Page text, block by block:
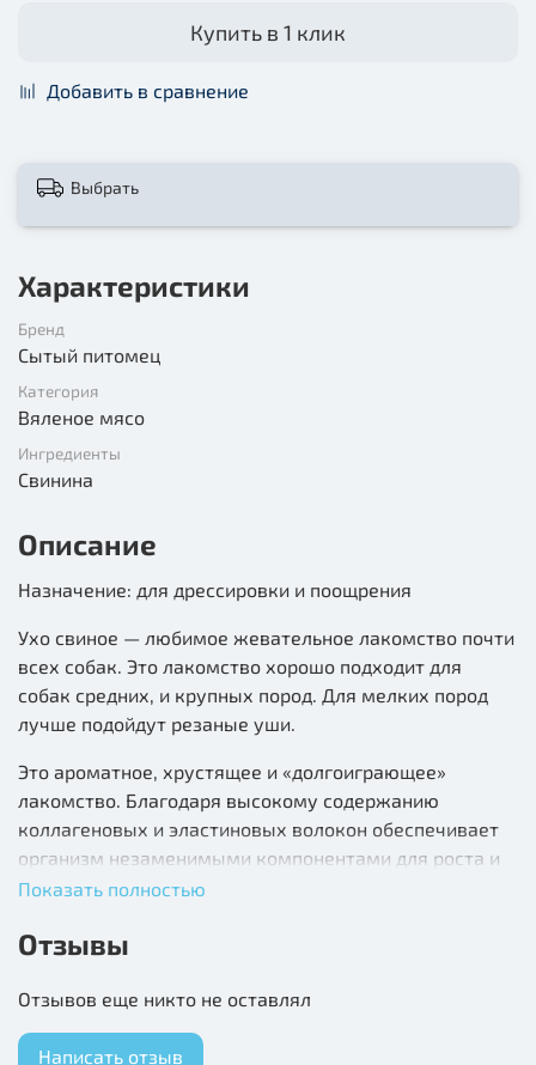
Купить в 1 клик
Добавить в сравнение
Выбрать
Характеристики
Бренд
Сытый питомец
Категория
Вяленое мясо
Ингредиенты
Свинина
Описание
Назначение: для дрессировки и поощрения
Ухо свиное — любимое жевательное лакомство почти
всех собак. Это лакомство хорошо подходит для
собак средних, и крупных пород. Для мелких пород
лучше подойдут резаные уши.
Это ароматное, хрустящее и «долгоиграющее»
лакомство. Благодаря высокому содержанию
коллагеновых и эластиновых волокон обеспечивает
организм незаменимыми компонентами для роста и
поддержания хрящевой ткани суставов Вашего
Свиные уши содержат небольшое количество
полноценного белка, но являются любимыми
удовольствия собаку погрызть свиные уши, которые
Показать полностью
Отзывы
Отзывов еще никто не оставлял
Написать отзыв